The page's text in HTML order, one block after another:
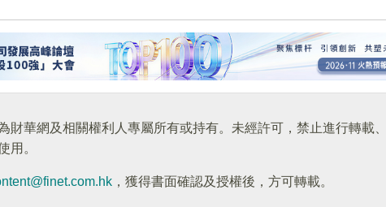
財華網及相關權利人專屬所有或持有。未經許可，禁止進行轉載、
用。
，獲得書面確認及授權後，方可轉載。